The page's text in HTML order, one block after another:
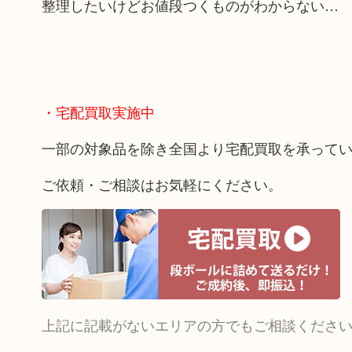
整理したいけどお値段つくものがわからない…
・宅配買取実施中
一部の対象品を除き全国より宅配買取を承ってい
ご依頼・ご相談はお気軽にください。
上記に記載がないエリアの方でもご相談ください